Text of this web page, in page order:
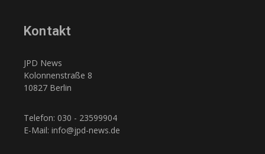
Kontakt
JPD News
Kolonnenstraße 8
10827 Berlin
Telefon: 030 - 23599904
E-Mail: info@jpd-news.de